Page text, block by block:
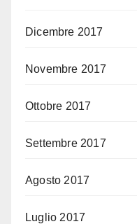
Dicembre 2017
Novembre 2017
Ottobre 2017
Settembre 2017
Agosto 2017
Luglio 2017